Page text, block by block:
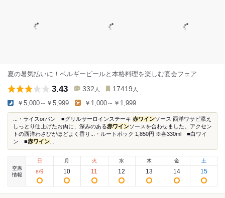
夏の暑気払いに！ベルギービールと本格料理を楽しむ宴会フェア
3.43 332 人 17419 人
￥5,000～￥5,999 ￥1,000～￥1,999
...・ライスorパン ■グリルサーロインステーキ 赤ワインソース 西洋ワサビ添え
しっとり仕上げたお肉に、深みのある赤ワインソースを合わせました。アクセン
トの西洋わさびがほどよく香り...・ルートボック 1,850円 ※各330ml ■白ワイ
ン ■赤ワイン
空席
情報
日
8/9
月
10
火
11
水
12
木
13
金
14
土
15